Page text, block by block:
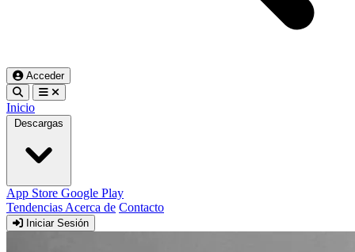
Acceder
Inicio
Descargas
App Store Google Play
Tendencias Acerca de Contacto
Iniciar Sesión